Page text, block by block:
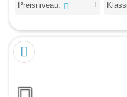
Preisniveau: